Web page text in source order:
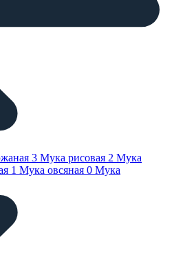
3 Мука рисовая 2 Мука
1 Мука овсяная 0 Мука